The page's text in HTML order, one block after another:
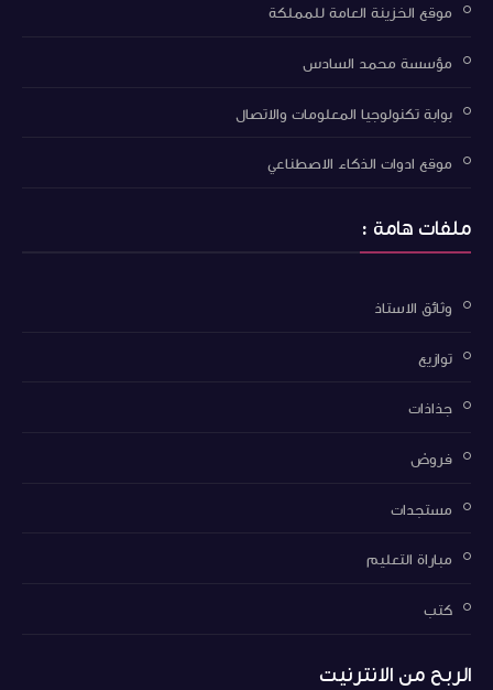
موقع الخزينة العامة للمملكة
مؤسسة محمد السادس
بوابة تكنولوجيا المعلومات والاتصال
موقع ادوات الذكاء الاصطناعي
ملفات هامة :
وثائق الاستاذ
توازيع
جذاذات
فروض
مستجدات
مباراة التعليم
كتب
الربح من الانترنيت